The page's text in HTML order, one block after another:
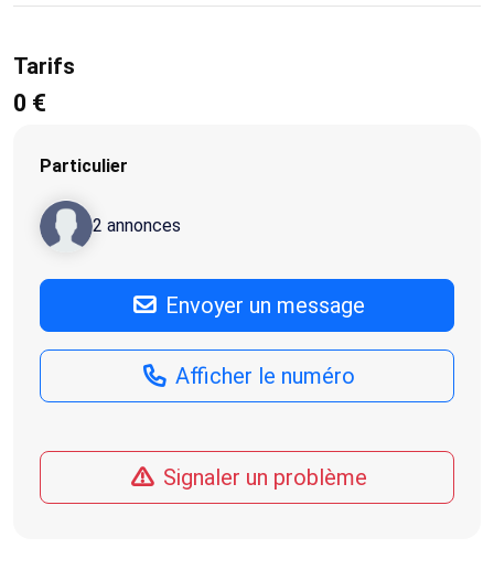
Tarifs
0 €
Particulier
2 annonces
Envoyer un message
Afficher le numéro
Signaler un problème